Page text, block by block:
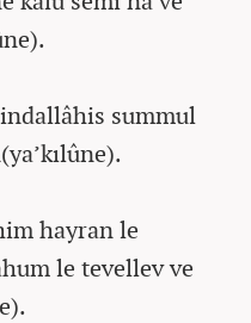
summul
hayran le
le tevellev ve